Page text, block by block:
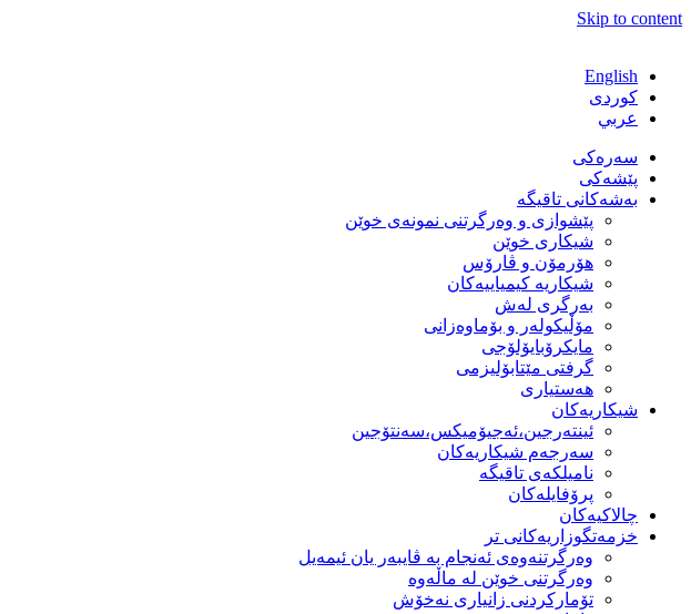
Skip to content
English
كوردی
عربي
سەرەکی
پێشەکی
بەشەكانی تاقیگە
پێشوازی و وەرگرتنی نمونەی خوێن
شیكاری خوێن
هۆرمۆن و ڤارۆس
شیكاریە كیمیاییەكان
بەرگری لەش
مۆڵیكولەر و بۆماوەزانی
مایكرۆبایۆلۆجی
گرفتی مێتابۆلیزمی
هەستیاری
شیكاریەكان
ئینتەرجین،ئەجیۆمیکس،سەنتۆجین
سەرجەم شیكاریەكان
نامیلكەی تاقیگە
پرۆفایلەكان
چالاکیەکان
خزمەتگوزاریەكانی تر
وه‌رگرتنه‌وه‌ی ئه‌نجام به‌ ڤایبه‌ر یان ئیمه‌یل
وەرگرتنی خوێن لە ماڵەوە
تۆماركردنی زانیاری نەخۆش